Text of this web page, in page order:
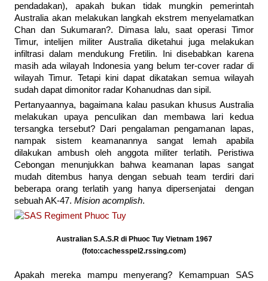
pendadakan), apakah bukan tidak mungkin pemerintah
Australia akan melakukan langkah ekstrem menyelamatkan
Chan dan Sukumaran?. Dimasa lalu, saat operasi Timor
Timur, intelijen militer Australia diketahui juga melakukan
infiltrasi dalam mendukung Fretilin. Ini disebabkan karena
masih ada wilayah Indonesia yang belum ter-cover radar di
wilayah Timur. Tetapi kini dapat dikatakan semua wilayah
sudah dapat dimonitor radar Kohanudnas dan sipil.
Pertanyaannya, bagaimana kalau pasukan khusus Australia
melakukan upaya penculikan dan membawa lari kedua
tersangka tersebut? Dari pengalaman pengamanan lapas,
nampak sistem keamanannya sangat lemah apabila
dilakukan ambush oleh anggota militer terlatih. Peristiwa
Cebongan menunjukkan bahwa keamanan lapas sangat
mudah ditembus hanya dengan sebuah team terdiri dari
beberapa orang terlatih yang hanya dipersenjatai dengan
sebuah AK-47. Mision acomplish.
Australian S.A.S.R di Phuoc Tuy Vietnam 1967
(foto:cachesspel2.rssing.com)
Apakah mereka mampu menyerang? Kemampuan SAS